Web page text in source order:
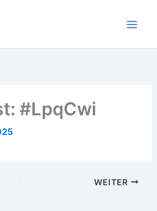
#LpqCwi
WEITER